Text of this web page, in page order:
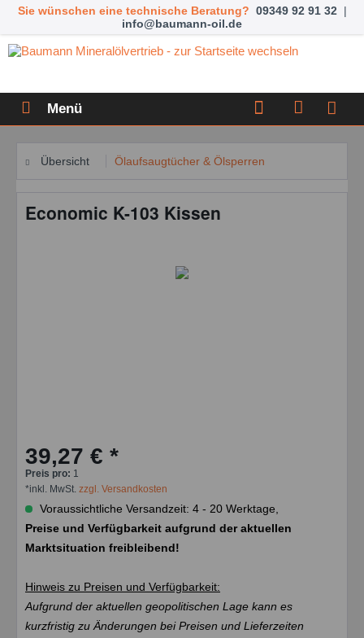
Sie wünschen eine technische Beratung? 09349 92 91 32 |
info@baumann-oil.de
Menü
Übersicht Ölaufsaugtücher & Ölsperren
Economic K-103 Kissen
39,27 € *
Preis pro: 1
*inkl. MwSt. zzgl. Versandkosten
Voraussichtliche Versandzeit: 4 - 20 Werktage,
Preise und Verfügbarkeit aufgrund der aktuellen
Marktsituation freibleibend!
Hinweis zu Preisen und Verfügbarkeit:
Aufgrund der aktuellen geopolitischen Lage kann es
kurzfristig zu Änderungen bei Preisen und Lieferzeiten